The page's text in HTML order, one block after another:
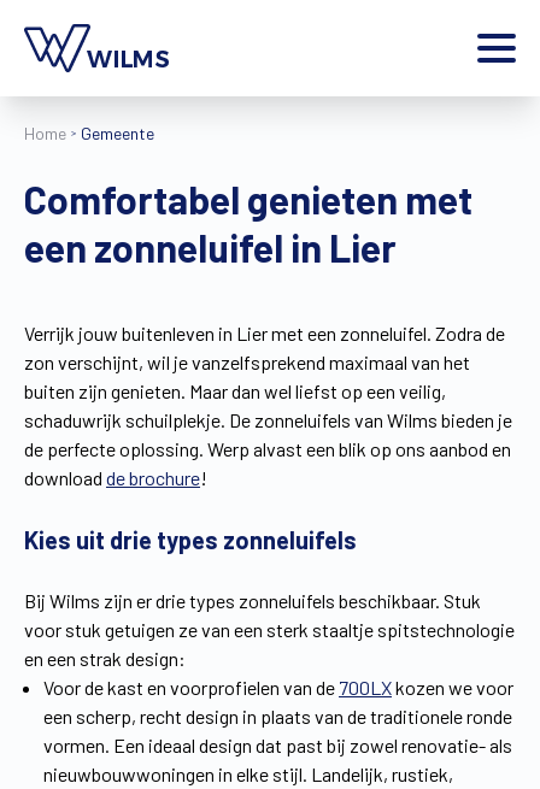
Gratis brochure
Home
Producten
Contact
Extra
Wilms World
Home Gemeente
Comfortabel genieten met
een zonneluifel in Lier
Verrijk jouw buitenleven in Lier met een zonneluifel. Zodra de
zon verschijnt, wil je vanzelfsprekend maximaal van het
buiten zijn genieten. Maar dan wel liefst op een veilig,
schaduwrijk schuilplekje. De zonneluifels van Wilms bieden je
de perfecte oplossing. Werp alvast een blik op ons aanbod en
download de brochure!
Kies uit drie types zonneluifels
Bij Wilms zijn er drie types zonneluifels beschikbaar. Stuk
voor stuk getuigen ze van een sterk staaltje spitstechnologie
en een strak design:
Voor de kast en voorprofielen van de 700LXkozen we voor
een scherp, recht design in plaats van de traditionele ronde
vormen. Een ideaal design dat past bij zowel renovatie- als
nieuwbouwwoningen in elke stijl. Landelijk, rustiek,